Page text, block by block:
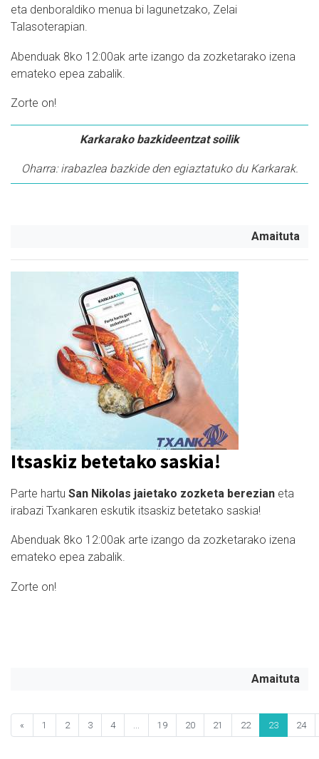
eta denboraldiko menua bi lagunetzako, Zelai
Talasoterapian.
Abenduak 8ko 12:00ak arte izango da zozketarako izena
emateko epea zabalik.
Zorte on!
Karkarako bazkideentzat soilik
Oharra: irabazlea bazkide den egiaztatuko du Karkarak.
Amaituta
Itsaskiz betetako saskia!
Parte hartu San Nikolas jaietako zozketa berezian eta
irabazi Txankaren eskutik itsaskiz betetako saskia!
Abenduak 8ko 12:00ak arte izango da zozketarako izena
emateko epea zabalik.
Zorte on!
Amaituta
« 1 2 3 4 19 20 21 22 23 24